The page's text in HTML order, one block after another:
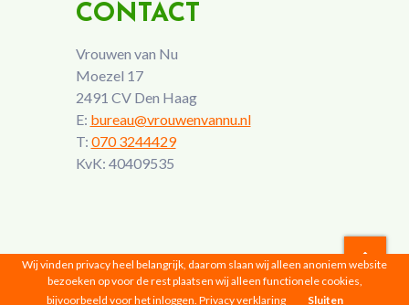
CONTACT
Vrouwen van Nu
Moezel 17
2491 CV Den Haag
E: bureau@vrouwenvannu.nl
T: 070 3244429
KvK: 40409535
Vrouwen van Nu © 2026 |Privacyverklaring
Wij vinden privacy heel belangrijk, daarom slaan wij alleen anoniem website
bezoeken op voor de rest plaatsen wij alleen functionele cookies,
bijvoorbeeld voor het inloggen. Privacy verklaring Sluiten